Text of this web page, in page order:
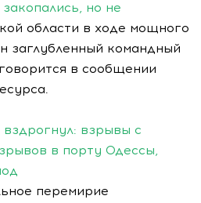
но не
области в ходе мощного
заглубленный командный
в сообщении
взрывы с
в порту Одессы,
перемирие